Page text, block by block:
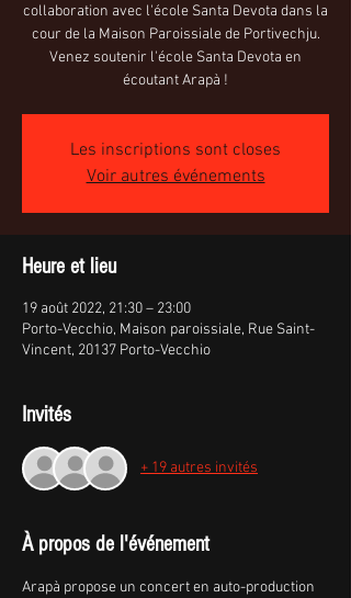
collaboration avec l'école Santa Devota dans la
cour de la Maison Paroissiale de Portivechju.
Venez soutenir l'école Santa Devota en
écoutant Arapà !
Les inscriptions sont closes
Voir autres événements
Heure et lieu
19 août 2022, 21:30 – 23:00
Porto-Vecchio, Maison paroissiale, Rue Saint-
Vincent, 20137 Porto-Vecchio
Invités
+ 19 autres invités
À propos de l'événement
Arapà propose un concert en auto-production